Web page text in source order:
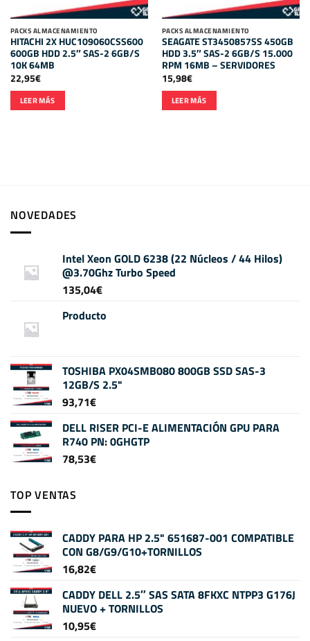
PACKS ALMACENAMIENTO
HITACHI 2X HUC109060CSS600
600GB HDD 2.5″ SAS-2 6GB/S
10K 64MB
22,95€
LEER MÁS
PACKS ALMACENAMIENTO
SEAGATE ST3450857SS 450GB
HDD 3.5″ SAS-2 6GB/S 15.000
RPM 16MB – SERVIDORES
15,98€
LEER MÁS
NOVEDADES
Intel Xeon GOLD 6238 (22 Núcleos / 44 Hilos)
@3.70Ghz Turbo Speed
135,04€
Producto
TOSHIBA PX04SMB080 800GB SSD SAS-3
12GB/S 2.5"
93,71€
DELL RISER PCI-E ALIMENTACIÓN GPU PARA
R740 PN: 0GHGTP
78,53€
TOP VENTAS
CADDY PARA HP 2.5" 651687-001 COMPATIBLE
CON G8/G9/G10+TORNILLOS
16,82€
CADDY DELL 2.5″ SAS SATA 8FKXC NTPP3 G176J
NUEVO + TORNILLOS
10,95€